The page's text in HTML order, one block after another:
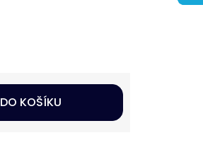
DO KOŠÍKU